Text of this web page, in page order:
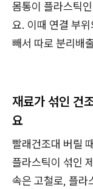
몸통이 플라스틱
요. 이때 연결 부
빼서 따로 분리배
재료가 섞인 건
요
빨래건조대 버릴
플라스틱이 섞인
속은 고철로, 플라